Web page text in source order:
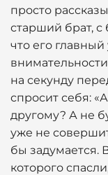
просто
старший брат,
что его
на секунду
спросит себя:
другому? А не
уже не
бы задумается.
которого